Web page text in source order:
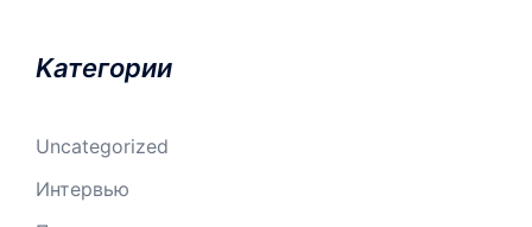
Kатегории
Uncategorized
Интервью